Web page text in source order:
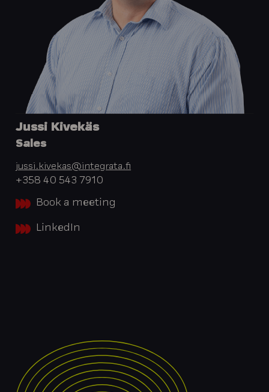
Jussi Kivekäs
Sales
jussi.kivekas@integrata.fi
+358 40 543 7910
Book a meeting
LinkedIn